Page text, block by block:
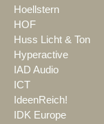
Hoellstern
HOF
Huss Licht & Ton
Hyperactive
IAD Audio
ICT
IdeenReich!
IDK Europe